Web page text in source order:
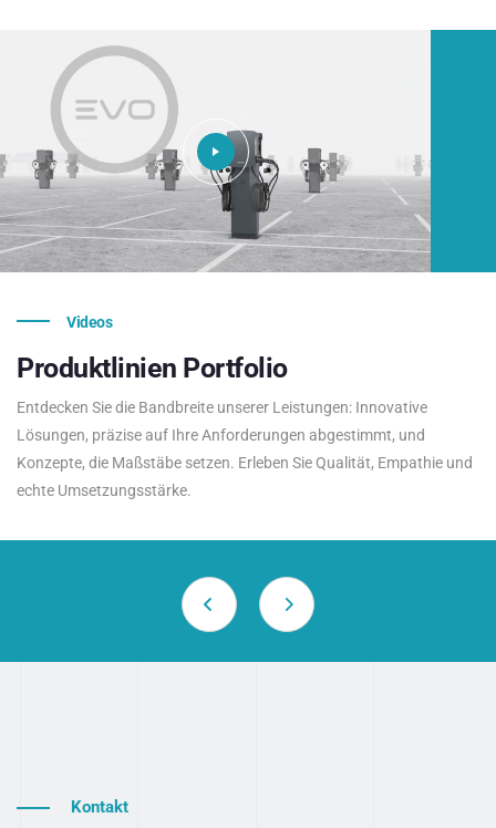
Videos
Produktlinien Portfolio
Entdecken Sie die Bandbreite unserer Leistungen: Innovative
Lösungen, präzise auf Ihre Anforderungen abgestimmt, und
Konzepte, die Maßstäbe setzen. Erleben Sie Qualität, Empathie und
echte Umsetzungsstärke.
Kontakt